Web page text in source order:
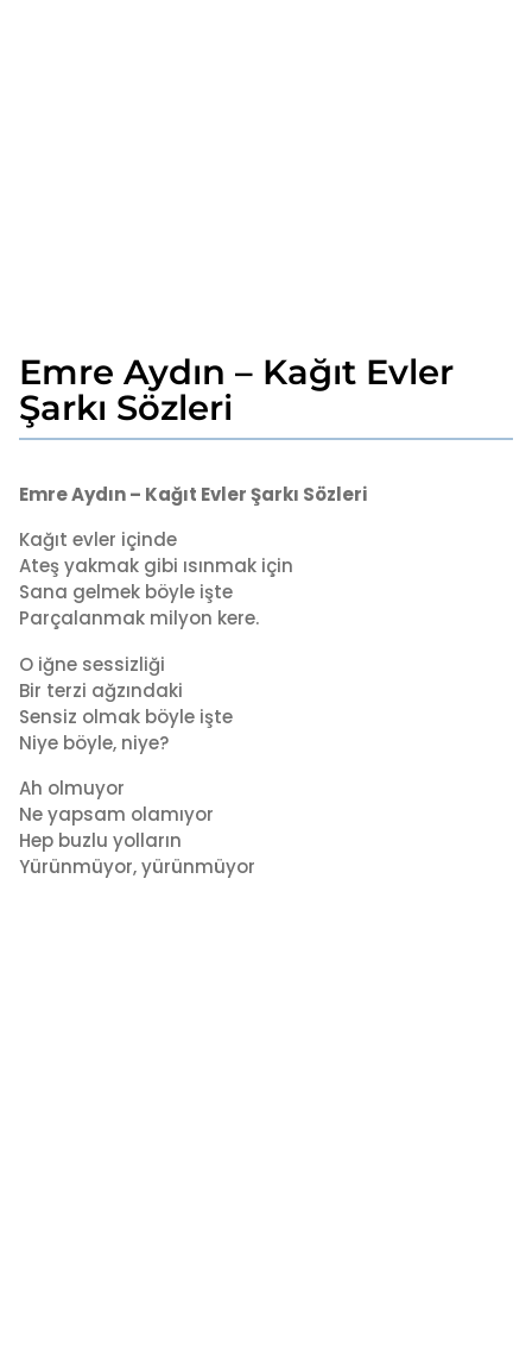
2
y
ı
l
g
2
y
ı
l
a
g
o
Emre Aydın – Kağıt Evler
Şarkı Sözleri
y
a
d
m
i
n
Emre Aydın – Kağıt Evler Şarkı Sözleri
Kağıt evler içinde
Ateş yakmak gibi ısınmak için
Sana gelmek böyle işte
Parçalanmak milyon kere.
O iğne sessizliği
Bir terzi ağzındaki
Sensiz olmak böyle işte
Niye böyle, niye?
Ah olmuyor
Ne yapsam olamıyor
Hep buzlu yolların
Yürünmüyor, yürünmüyor